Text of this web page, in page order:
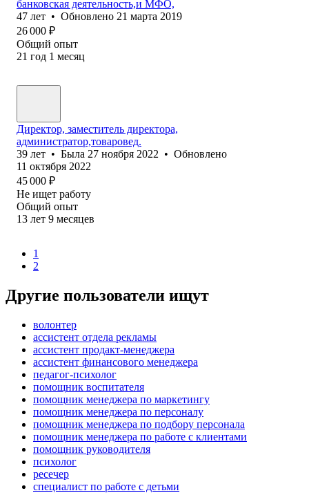
банковская деятельность,и МФО,
47 лет • Обновлено 21 марта 2019
26 000 ₽
Общий опыт
21 год 1 месяц
Директор, заместитель директора,
администратор,товаровед.
39 лет • Была 27 ноября 2022 • Обновлено
11 октября 2022
45 000 ₽
Не ищет работу
Общий опыт
13 лет 9 месяцев
1
2
Другие пользователи ищут
волонтер
ассистент отдела рекламы
ассистент продакт-менеджера
ассистент финансового менеджера
педагог-психолог
помощник воспитателя
помощник менеджера по маркетингу
помощник менеджера по персоналу
помощник менеджера по подбору персонала
помощник менеджера по работе с клиентами
помощник руководителя
психолог
ресечер
специалист по работе с детьми